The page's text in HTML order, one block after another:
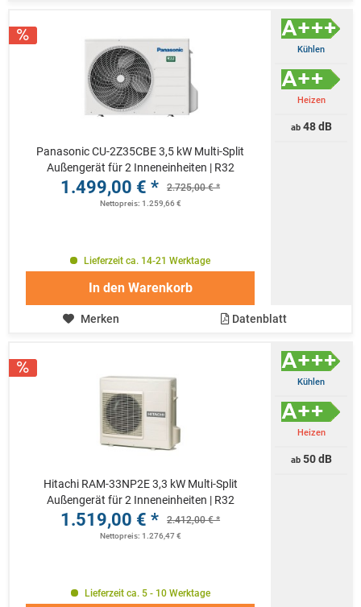
Panasonic CU-2Z35CBE 3,5 kW Multi-Split
Außengerät für 2 Inneneinheiten | R32
1.499,00 € * 2.725,00 € *
Nettopreis: 1.259,66 €
Kühlen
Heizen
ab48 dB
Lieferzeit ca. 14-21 Werktage
In den Warenkorb
Merken Datenblatt
Hitachi RAM-33NP2E 3,3 kW Multi-Split
Außengerät für 2 Inneneinheiten | R32
1.519,00 € * 2.412,00 € *
Nettopreis: 1.276,47 €
Kühlen
Heizen
ab50 dB
Lieferzeit ca. 5 - 10 Werktage